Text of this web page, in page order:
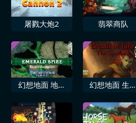
屠戮大炮2 翡翠商队
幻想地面 地理
戏 翡翠尖塔超
幻想地面 生命
者